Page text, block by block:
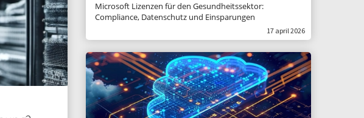
Microsoft Lizenzen für den Gesundheitssektor:
Compliance, Datenschutz und Einsparungen
17 april 2026